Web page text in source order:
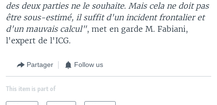
des deux parties ne le souhaite. Mais cela ne doit pas
être sous-estimé, il suffit d'un incident frontalier et
d'un mauvais calcul", met en garde M. Fabiani,
l'expert de l'ICG.
Partager Follow us
This item is part of